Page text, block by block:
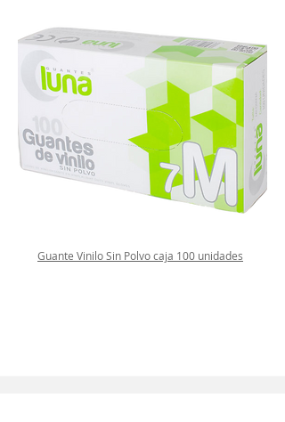
Guante Vinilo Sin Polvo caja 100 unidades